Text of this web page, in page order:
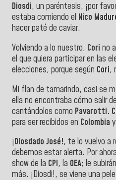
Diosdi, un paréntesis, ¡por
estaba comiendo el Nico
hacer paté de caviar.
Volviendo a lo nuestro, Cori no
el que quiera participar en las
elecciones, porque según Cori,
Mi flan de tamarindo, casi se
ella no encontraba cómo salir
cantándolos como Pavarotti.
para ser recibidos en Colombia
¡Diosdado José!, te lo vuelvo a
debemos estar alerta. Por
show de la CPI, la OEA; le
más. ¡Diosdi!, se viene una